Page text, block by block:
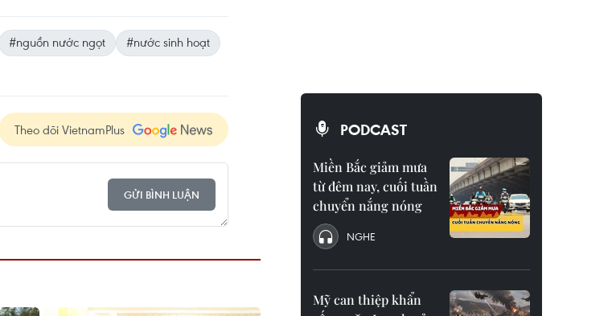
#nguồn nước ngọt
#nước sinh hoạt
Theo dõi VietnamPlus
GỬI BÌNH LUẬN
PODCAST
Miền Bắc giảm mưa
từ đêm nay, cuối tuần
chuyển nắng nóng
NGHE
Mỹ can thiệp khẩn